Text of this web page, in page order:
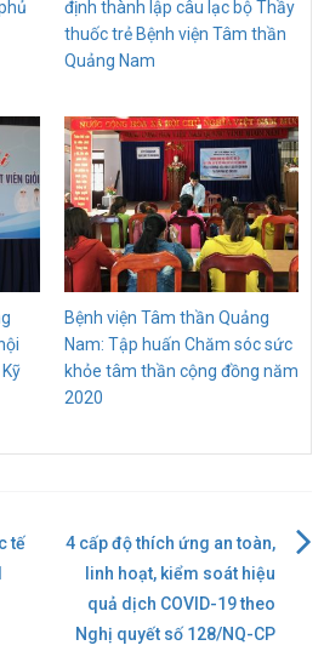
định thành lập câu lạc bộ Thầy
thuốc trẻ Bệnh viện Tâm thần
Quảng Nam
Bệnh viện Tâm thần Quảng
Nam: Tập huấn Chăm sóc sức
khỏe tâm thần cộng đồng năm
2020
tế
4 cấp độ thích ứng an toàn,
linh hoạt, kiểm soát hiệu
quả dịch COVID-19 theo
Nghị quyết số 128/NQ-CP